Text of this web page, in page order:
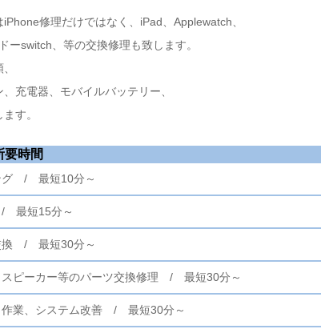
修理だけではなく、iPad、Applewatch、
ーswitch、等の交換修理も致します。
充電器、モバイルバッテリー、
す。
時間
グ / 最短10分～
最短15分～
換 / 最短30分～
スピーカー等のパーツ交換修理 / 最短30分～
作業、システム改善 / 最短30分～